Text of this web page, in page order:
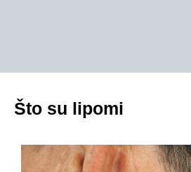
Što su lipomi